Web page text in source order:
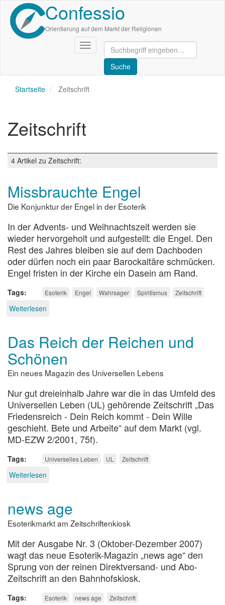
Direkt
zum
Inhalt
Confessio
Orientierung auf dem Markt der Religionen
Navigation
aktivieren/deaktivieren
Startseite Zeitschrift
Zeitschrift
4 Artikel zu Zeitschrift:
Missbrauchte Engel
Die Konjunktur der Engel in der Esoterik
In der Advents- und Weihnachtszeit werden sie
wieder hervorgeholt und aufgestellt: die Engel. Den
Rest des Jahres bleiben sie auf dem Dachboden
oder dürfen noch ein paar Barockaltäre schmücken.
Engel fristen in der Kirche ein Dasein am Rand.
Tags Esoterik Engel Wahrsager Spiritismus Zeitschrift
Weiterlesen
Das Reich der Reichen und
Schönen
Ein neues Magazin des Universellen Lebens
Nur gut dreieinhalb Jahre war die in das Umfeld des
Universellen Leben (UL) gehörende Zeitschrift „Das
Friedensreich - Dein Reich kommt - Dein Wille
geschieht. Bete und Arbeite“ auf dem Markt (vgl.
MD-EZW 2/2001, 75f).
Tags Universelles Leben UL Zeitschrift
Weiterlesen
Reichen
und
news age
Esoterikmarkt am Zeitschriftenkiosk
Mit der Ausgabe Nr. 3 (Oktober-Dezember 2007)
wagt das neue Esoterik-Magazin „news age“ den
Sprung von der reinen Direktversand- und Abo-
Zeitschrift an den Bahnhofskiosk.
Tags Esoterik news age Zeitschrift